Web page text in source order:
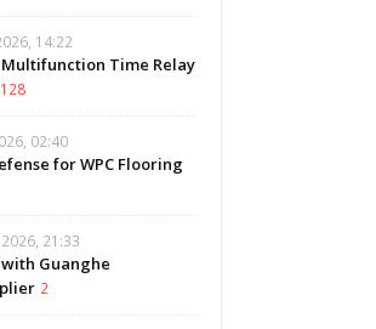
14:22
Multifunction Time Relay
128
02:40
for WPC Flooring
21:33
Guanghe
2